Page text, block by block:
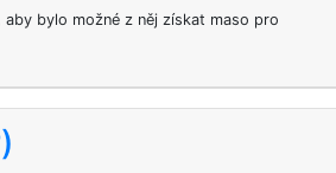
bylo možné z něj získat maso pro